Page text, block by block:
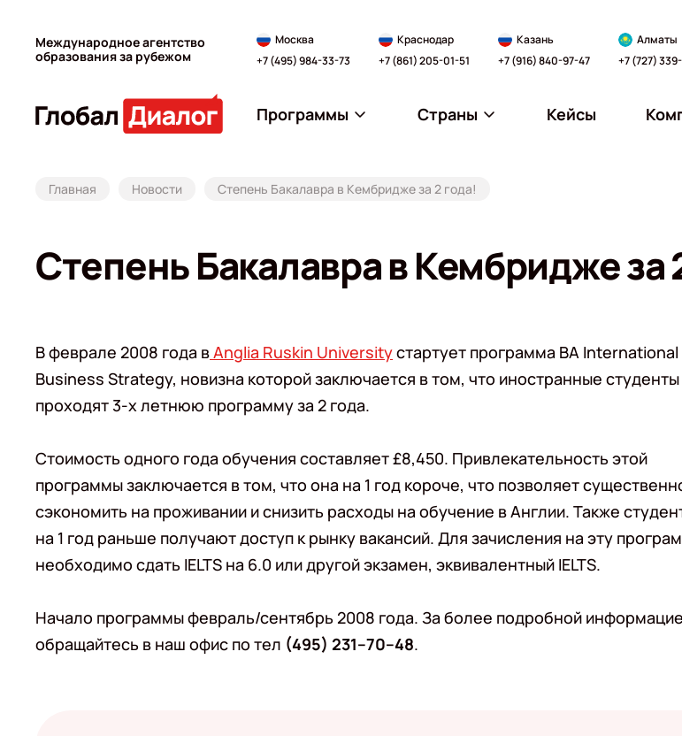
Международное агентство
образования за рубежом
Москва
+7 (495) 984-33-73
Краснодар
+7 (861) 205-01-51
Казань
+7 (916) 840-97-47
Алматы
+7 (727)
Программы Страны Кейсы
Главная Новости Степень Бакалавра в Кембридже за 2 года!
Степень Бакалавра в Кембридже за
В феврале 2008 года вAnglia Ruskin Universityстартует программа BA International
Business Strategy, новизна которой заключается в том, что иностранные студенты
проходят 3-х летнюю программу за 2 года.
Стоимость одного года обучения составляет £8,450. Привлекательность этой
программы заключается в том, что она на 1 год короче, что позволяет
сэкономить на проживании и снизить расходы на обучение в Англии. Также
на 1 год раньше получают доступ к рынку вакансий. Для зачисления на эту
необходимо сдать IELTS на 6.0 или другой экзамен, эквивалентный IELTS.
Начало программы февраль/сентябрь 2008 года. За более подробной
обращайтесь в наш офис по тел (495) 231–70–48.